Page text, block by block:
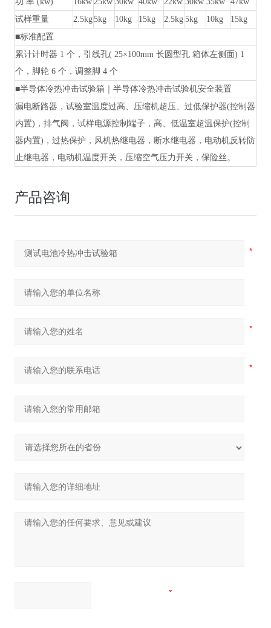
试样重量
2.5kg5kg 10kg 15kg 2.5kg 5kg 10kg
15kg
■标准配置
累计计时器 1 个，引线孔( 25×100mm 长圆型孔 箱体左侧面) 1
个，脚轮 6 个，调整脚 4 个
■半导体冷热冲击试验箱｜半导体冷热冲击试验机安全装置
漏电断路器，试验室温度过高、压缩机超压、过低保护器(控制器
内置)，排气阀，试样电源控制端子，高、低温室超温保护(控制
器内置)，过热保护，风机热继电器，断水继电器，电动机反转防
止继电器，电动机温度开关，压缩空气压力开关，保险丝。
产品咨询